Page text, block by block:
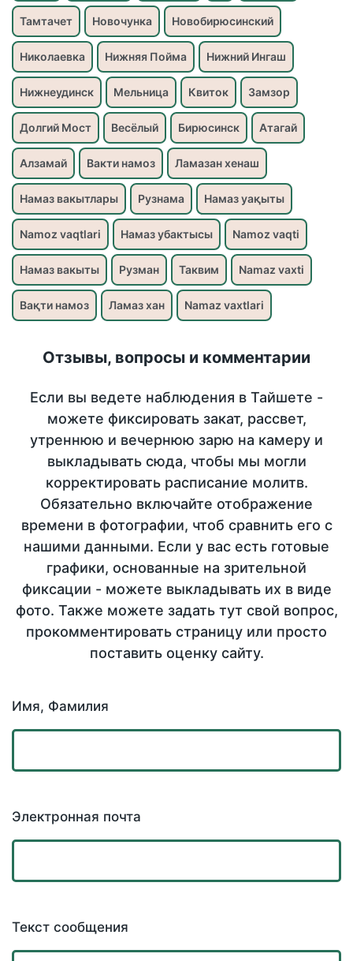
Тамтачет Новочунка Новобирюсинский
Николаевка Нижняя Пойма Нижний Ингаш
Нижнеудинск Мельница Квиток Замзор
Долгий Мост Весёлый Бирюсинск Атагай
Алзамай Вакти намоз Ламазан хенаш
Намаз вакытлары Рузнама Намаз уақыты
Namoz vaqtlari Намаз убактысы Namoz vaqti
Намаз вакыты Рузман Таквим Namaz vaxti
Вақти намоз Ламаз хан Namaz vaxtlari
Отзывы, вопросы и комментарии
Если вы ведете наблюдения в Тайшете -
можете фиксировать закат, рассвет,
утреннюю и вечернюю зарю на камеру и
выкладывать сюда, чтобы мы могли
корректировать расписание молитв.
Обязательно включайте отображение
времени в фотографии, чтоб сравнить его с
нашими данными. Если у вас есть готовые
графики, основанные на зрительной
фиксации - можете выкладывать их в виде
фото. Также можете задать тут свой вопрос,
прокомментировать страницу или просто
поставить оценку сайту.
Имя, Фамилия
Электронная почта
Текст сообщения